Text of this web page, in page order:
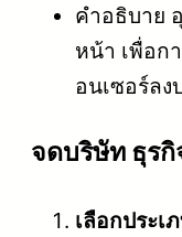
คำอธิบาย
หน้า เพื่อก
อนเซอร์ลง
จดบริษัท ธุรกิ
เลือกประเ